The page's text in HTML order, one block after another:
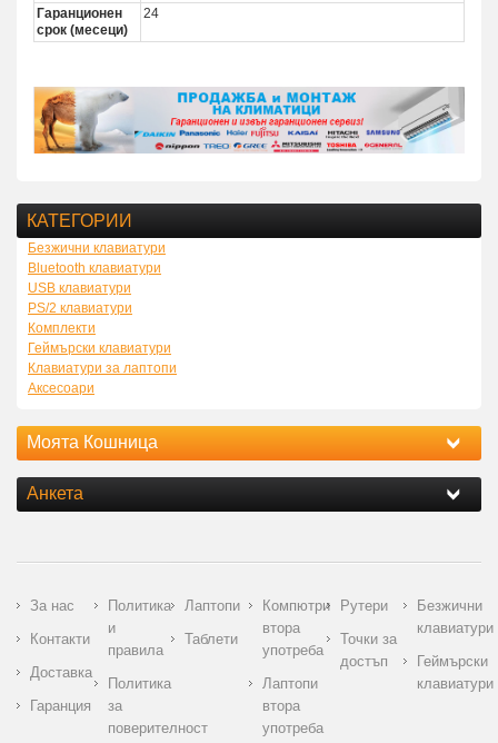
Гаранционен
срок (месеци)
24
КАТЕГОРИИ
Безжични клавиатури
Bluetooth клавиатури
USB клавиатури
PS/2 клавиатури
Комплекти
Геймърски клавиатури
Клавиатури за лаптопи
Аксесоари
Моята Кошница
Анкета
За нас
Контакти
Доставка
Гаранция
Политика
и
правила
Политика
за
поверителност
Лаптопи
Таблети
Компютри
втора
употреба
Лаптопи
втора
употреба
Рутери
Точки за
достъп
Безжични
клавиатури
Геймърски
клавиатури